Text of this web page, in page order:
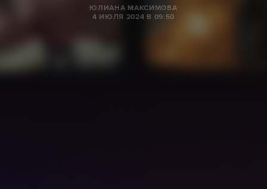
ЮЛИАНА МАКСИМОВА
4 ИЮЛЯ 2024 В 09:50